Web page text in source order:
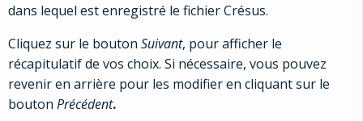
dans lequel est enregistré le fichier Crésus.
Cliquez sur le bouton Suivant, pour afficher le
récapitulatif de vos choix. Si nécessaire, vous pouvez
revenir en arrière pour les modifier en cliquant sur le
bouton Précédent.